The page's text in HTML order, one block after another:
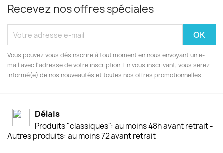
Recevez nos offres spéciales
Vous pouvez vous désinscrire à tout moment en nous envoyant un e-
mail avec l'adresse de votre inscription. En vous inscrivant, vous serez
informé(e) de nos nouveautés et toutes nos offres promotionnelles.
Délais
Produits "classiques": au moins 48h avant retrait -
Autres produits: au moins 72 avant retrait